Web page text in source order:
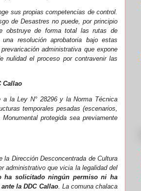
sus propias competencias de control.
de Desastres no puede, por principio
obstruye de forma total las rutas de
resolución aprobatoria bajo estas
administrativa que expone
nulidad el proceso por contravenir las
Callao
la Ley N° 28296 y la Norma Técnica
temporales pesadas (escenarios,
protegida sea previamente
Dirección Desconcentrada de Cultura
administrativo que vicia la legalidad del
ha solicitado ningún permiso ni ha
la DDC Callao. La comuna chalaca